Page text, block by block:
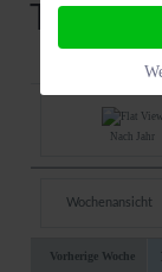
Termine
Nach Jahr
Wochenansicht
Vorherige Woche